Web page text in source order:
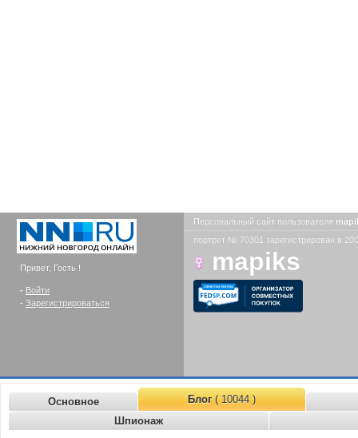
Привет, Гость !
- Войти
- Зарегистрироваться
Персональный сайт пользователя
портрет № 70301 зарегистрирован в
mapiks
Основное Блог( 10044 )
Шпионаж